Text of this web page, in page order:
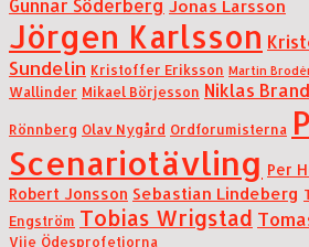
Gunnar Söderberg Jonas Larsson
Jörgen Karlsson
Sundelin Kristoffer Eriksson Martin
Wallinder Mikael Börjesson Niklas
Rönnberg Olav Nygård Ordforumisterna
Scenariotävling Per
Robert Jonsson Sebastian Lindeberg
Engström Tobias Wrigstad
Vije Ödesprofetiorna